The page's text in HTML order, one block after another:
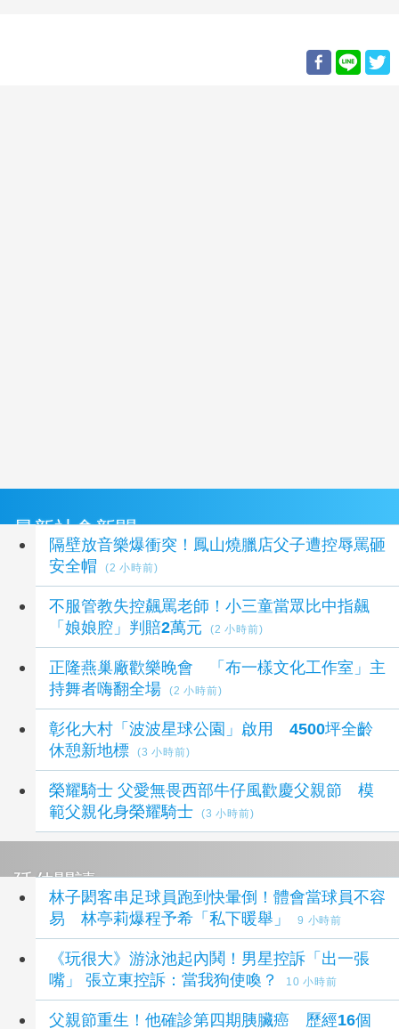
最新社會新聞
隔壁放音樂爆衝突！鳳山燒臘店父子遭控辱罵砸
安全帽
(2 小時前)
不服管教失控飆罵老師！小三童當眾比中指飆
「娘娘腔」判賠2萬元
(2 小時前)
正隆燕巢廠歡樂晚會 「布一樣文化工作室」主
持舞者嗨翻全場
(2 小時前)
彰化大村「波波星球公園」啟用 4500坪全齡
休憩新地標
(3 小時前)
榮耀騎士 父愛無畏西部牛仔風歡慶父親節 模
範父親化身榮耀騎士
(3 小時前)
延伸閱讀
林子閎客串足球員跑到快暈倒！體會當球員不容
易 林亭莉爆程予希「私下暖舉」
9 小時前
《玩很大》游泳池起內鬨！男星控訴「出一張
嘴」 張立東控訴：當我狗使喚？
10 小時前
父親節重生！他確診第四期胰臟癌 歷經16個